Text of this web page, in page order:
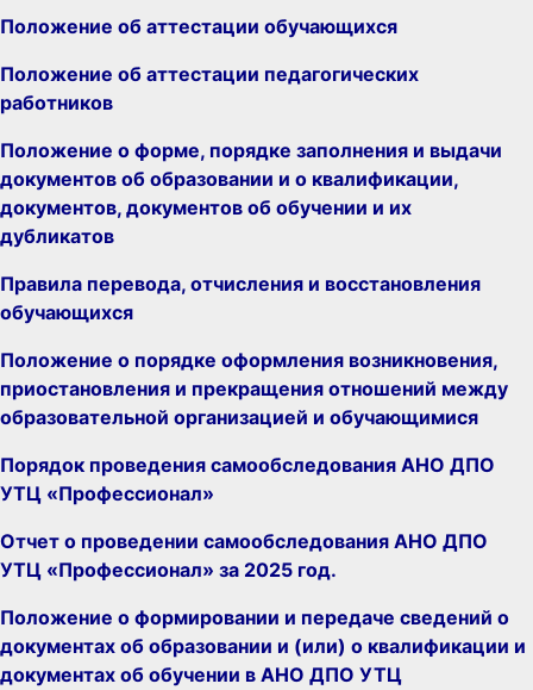
Положение об аттестации обучающихся
Положение об аттестации педагогических
работников
Положение о форме, порядке заполнения и выдачи
документов об образовании и о квалификации,
документов, документов об обучении и их
дубликатов
Правила перевода, отчисления и восстановления
обучающихся
Положение о порядке оформления возникновения,
приостановления и прекращения отношений между
образовательной организацией и обучающимися
Порядок проведения самообследования АНО ДПО
УTЦ «Профессионал»
Отчет о проведении самообследования АНО ДПО
УTЦ «Профессионал» за 2025 год.
Положение о формировании и передаче сведений о
документах об образовании и (или) о квалификации и
документах об обучении в АНО ДПО УТЦ